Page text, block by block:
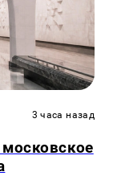
3 часа назад